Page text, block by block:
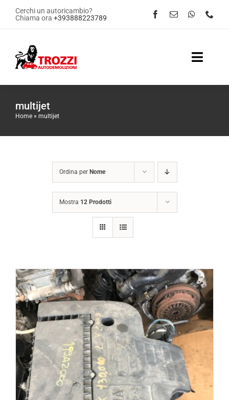
SaltaCerchi un autoricambio?
Chiama ora +393888223789
Toggle
multijet
Home » multijet
Ordina per Nome
Mostra 12 Prodotti